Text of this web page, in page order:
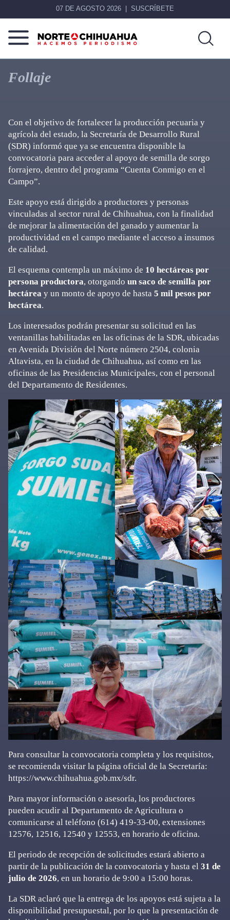
07 DE AGOSTO 2026 SUSCRÍBETE
Norte
De
Chihuahua
Más
que
noticias,
Follaje
Con el objetivo de fortalecer la producción pecuaria y
agrícola del estado, la Secretaría de Desarrollo Rural
(SDR) informó que ya se encuentra disponible la
convocatoria para acceder al apoyo de semilla de sorgo
forrajero, dentro del programa “Cuenta Conmigo en el
Campo”.
Este apoyo está dirigido a productores y personas
vinculadas al sector rural de Chihuahua, con la finalidad
de mejorar la alimentación del ganado y aumentar la
productividad en el campo mediante el acceso a insumos
de calidad.
El esquema contempla un máximo de 10 hectáreas por
persona productora, otorgando un saco de semilla por
hectárea y un monto de apoyo de hasta 5 mil pesos por
hectárea.
Los interesados podrán presentar su solicitud en las
ventanillas habilitadas en las oficinas de la SDR, ubicadas
en Avenida División del Norte número 2504, colonia
Altavista, en la ciudad de Chihuahua, así como en las
oficinas de las Presidencias Municipales, con el personal
del Departamento de Residentes.
Para consultar la convocatoria completa y los requisitos,
se recomienda visitar la página oficial de la Secretaría:
https://www.chihuahua.gob.mx/sdr.
Para mayor información o asesoría, los productores
pueden acudir al Departamento de Agricultura o
comunicarse al teléfono (614) 419-33-00, extensiones
12576, 12516, 12540 y 12553, en horario de oficina.
El periodo de recepción de solicitudes estará abierto a
partir de la publicación de la convocatoria y hasta el 31 de
julio de 2026, en un horario de 9:00 a 15:00 horas.
La SDR aclaró que la entrega de los apoyos está sujeta a la
disponibilidad presupuestal, por lo que la presentación de